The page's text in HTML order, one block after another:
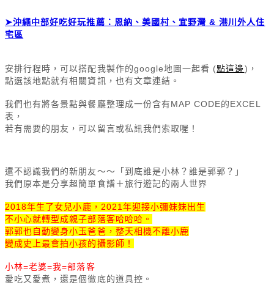
➤沖繩中部好吃好玩推薦：恩納、美國村、宜野灣 & 港川外人住
宅區
安排行程時，可以搭配我製作的google地圖一起看 (點這邊)，
點選該地點就有相關資訊，也有文章連結。
我們也有將各景點與餐廳整理成一份含有MAP CODE的EXCEL
表，
若有需要的朋友，可以留言或私訊我們索取喔！
還不認識我們的新朋友～～ 「到底誰是小林？誰是郭郭？」
我們原本是分享超簡單食譜＋旅行遊記的兩人世界
2018年生了女兒小鹿， 2021年迎接小彌妹妹出生
不小心就轉型成親子部落客哈哈哈。
郭郭也自動變身小玉爸爸，整天相機不離小鹿
變成史上最會拍小孩的攝影師！
小林=老婆=我=部落客
愛吃又愛煮，還是個徹底的道具控。